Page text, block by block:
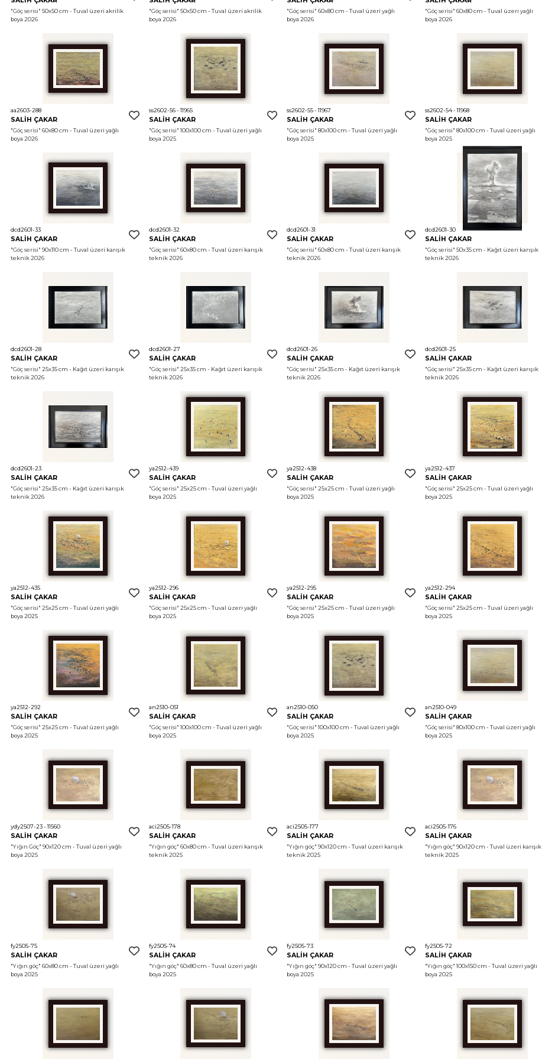
"Göç serisi" 50x50 cm - Tuval üzeri akrilik
boya 2026
"Göç serisi" 50x50 cm - Tuval üzeri akrilik
boya 2026
"Göç serisi" 60x80 cm - Tuval üzeri yağlı
boya 2026
"Göç serisi" 60x80 cm - Tuval üzeri yağlı
boya 2026
aa2603-288
SALİH ÇAKAR
"Göç serisi" 60x80 cm - Tuval üzeri yağlı
boya 2026
ss2602-56 - 11965
SALİH ÇAKAR
"Göç serisi" 100x100 cm - Tuval üzeri yağlı
boya 2025
ss2602-55 - 11967
SALİH ÇAKAR
"Göç serisi" 80x100 cm - Tuval üzeri yağlı
boya 2025
ss2602-54 - 11968
SALİH ÇAKAR
"Göç serisi" 80x100 cm - Tuval üzeri yağlı
boya 2025
dcd2601-33
SALİH ÇAKAR
"Göç serisi" 90x110 cm - Tuval üzeri karışık
teknik 2026
dcd2601-32
SALİH ÇAKAR
"Göç serisi" 60x80 cm - Tuval üzeri karışık
teknik 2026
dcd2601-31
SALİH ÇAKAR
"Göç serisi" 60x80 cm - Tuval üzeri karışık
teknik 2026
dcd2601-30
SALİH ÇAKAR
"Göç serisi" 50x35 cm - Kağıt üzeri karışık
teknik 2026
dcd2601-28
SALİH ÇAKAR
"Göç serisi" 25x35 cm - Kağıt üzeri karışık
teknik 2026
dcd2601-27
SALİH ÇAKAR
"Göç serisi" 25x35 cm - Kağıt üzeri karışık
teknik 2026
dcd2601-26
SALİH ÇAKAR
"Göç serisi" 25x35 cm - Kağıt üzeri karışık
teknik 2026
dcd2601-25
SALİH ÇAKAR
"Göç serisi" 25x35 cm - Kağıt üzeri karışık
teknik 2026
dcd2601-23
SALİH ÇAKAR
"Göç serisi" 25x35 cm - Kağıt üzeri karışık
teknik 2026
ya2512-439
SALİH ÇAKAR
"Göç serisi" 25x25 cm - Tuval üzeri yağlı
boya 2025
ya2512-438
SALİH ÇAKAR
"Göç serisi" 25x25 cm - Tuval üzeri yağlı
boya 2025
ya2512-437
SALİH ÇAKAR
"Göç serisi" 25x25 cm - Tuval üzeri yağlı
boya 2025
ya2512-435
SALİH ÇAKAR
"Göç serisi" 25x25 cm - Tuval üzeri yağlı
boya 2025
ya2512-296
SALİH ÇAKAR
"Göç serisi" 25x25 cm - Tuval üzeri yağlı
boya 2025
ya2512-295
SALİH ÇAKAR
"Göç serisi" 25x25 cm - Tuval üzeri yağlı
boya 2025
ya2512-294
SALİH ÇAKAR
"Göç serisi" 25x25 cm - Tuval üzeri yağlı
boya 2025
ya2512-292
SALİH ÇAKAR
"Göç serisi" 25x25 cm - Tuval üzeri yağlı
boya 2025
an2510-051
SALİH ÇAKAR
"Göç serisi" 100x100 cm - Tuval üzeri yağlı
boya 2025
an2510-050
SALİH ÇAKAR
"Göç serisi" 100x100 cm - Tuval üzeri yağlı
boya 2025
an2510-049
SALİH ÇAKAR
"Göç serisi" 80x100 cm - Tuval üzeri yağlı
boya 2025
ydy2507-23 - 11560
SALİH ÇAKAR
"Yığın Göç" 90x120 cm - Tuval üzeri yağlı
boya 2025
aci2505-178
SALİH ÇAKAR
"Yığın göç" 60x80 cm - Tuval üzeri karışık
teknik 2025
aci2505-177
SALİH ÇAKAR
"Yığın göç" 90x120 cm - Tuval üzeri karışık
teknik 2025
aci2505-176
SALİH ÇAKAR
"Yığın göç" 90x120 cm - Tuval üzeri karışık
teknik 2025
fy2505-75
SALİH ÇAKAR
"Yığın göç" 60x80 cm - Tuval üzeri yağlı
boya 2025
fy2505-74
SALİH ÇAKAR
"Yığın göç" 60x80 cm - Tuval üzeri yağlı
boya 2025
fy2505-73
SALİH ÇAKAR
"Yığın göç" 90x120 cm - Tuval üzeri yağlı
boya 2025
fy2505-72
SALİH ÇAKAR
"Yığın göç" 100x150 cm - Tuval üzeri yağlı
boya 2025